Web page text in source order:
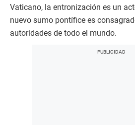
Vaticano, la entronización es un
nuevo sumo pontífice es
autoridades de todo el mundo.